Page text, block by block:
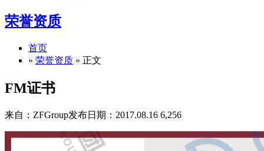
荣誉资质
首页
» 荣誉资质 » 正文
FM证书
来自：ZFGroup发布日期：2017.08.16 6,256